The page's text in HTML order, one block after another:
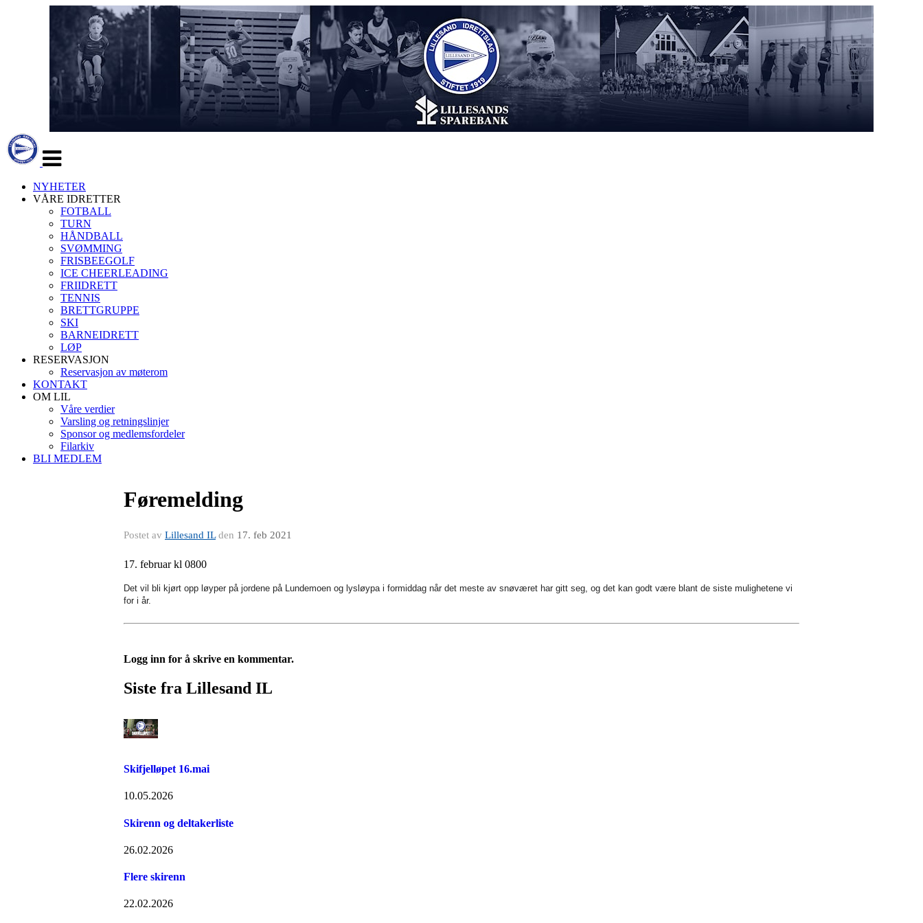
navigasjon
NYHETER
VÅRE IDRETTER
FOTBALL
TURN
HÅNDBALL
SVØMMING
FRISBEEGOLF
ICE CHEERLEADING
FRIIDRETT
TENNIS
BRETTGRUPPE
SKI
BARNEIDRETT
LØP
RESERVASJON
Reservasjon av møterom
KONTAKT
OM LIL
Våre verdier
Varsling og retningslinjer
Sponsor og medlemsfordeler
Filarkiv
BLI MEDLEM
Føremelding
Postet av Lillesand ILden 17. feb 2021
17. februar kl 0800
Det vil bli kjørt opp løyper på jordene på Lundemoen og lysløypa i formiddag når det meste av snøværet har gitt seg, og det kan godt være blant de siste mulighetene vi
for i år.
Logg inn for å skrive en kommentar.
Siste fra Lillesand IL
Skifjelløpet 16.mai
10.05.2026
Skirenn og deltakerliste
26.02.2026
Flere skirenn
22.02.2026